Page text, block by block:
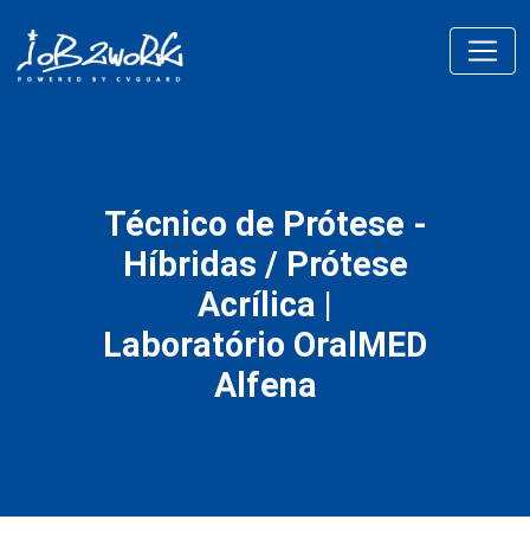
Técnico de Prótese -
Híbridas / Prótese
Acrílica |
Laboratório OralMED
Alfena